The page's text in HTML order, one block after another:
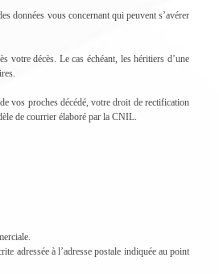
données vous concernant qui peuvent s’avérer
votre décès. Le cas échéant, les héritiers d’une
vos proches décédé, votre droit de rectification
de courrier élaboré par la CNIL.
adressée à l’adresse postale indiquée au point